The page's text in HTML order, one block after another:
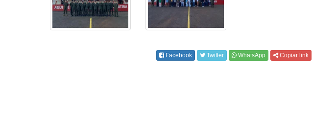
Facebook Twitter WhatsApp Copiar link